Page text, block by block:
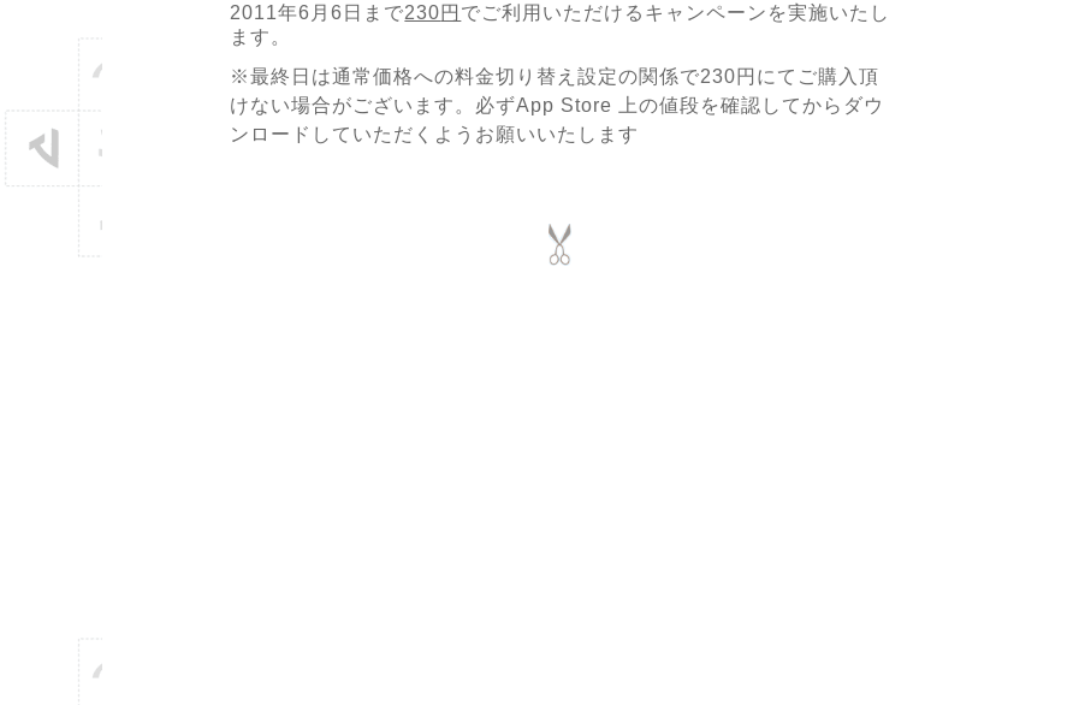
2011年6月6日まで230 円 でご利用いただけるキャンペーンを実施いたし
ます。
※最終日は通常価格への料金切り替え設定の関係で230円にてご購入頂
けない場合がございます。必ずApp Store 上の値段を確認してからダウ
ンロードしていただくようお願いいたします